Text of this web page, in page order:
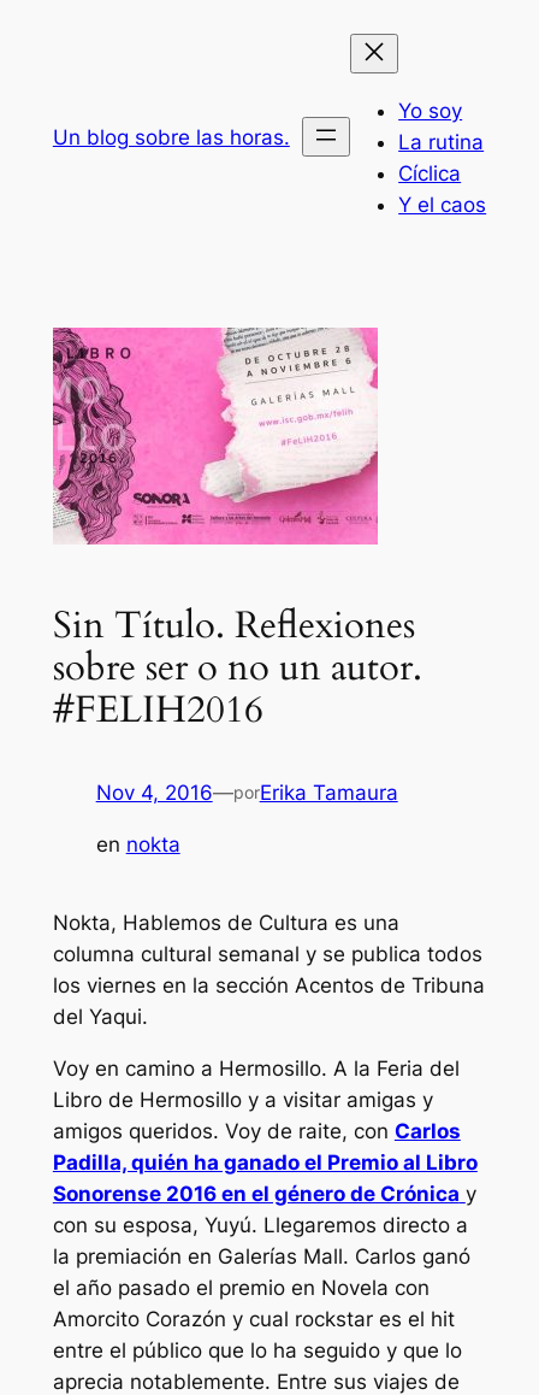
Un blog sobre las horas.
Yo soy
La rutina
Cíclica
Y el caos
Sin Título. Reflexiones
sobre ser o no un autor.
#FELIH2016
Nov 4, 2016—porErika Tamaura
en nokta
Nokta, Hablemos de Cultura es una
columna cultural semanal y se publica todos
los viernes en la sección Acentos de Tribuna
del Yaqui.
Voy en camino a Hermosillo. A la Feria del
Libro de Hermosillo y a visitar amigas y
amigos queridos. Voy de raite, con Carlos
Padilla, quién ha ganado el Premio al Libro
Sonorense 2016 en el género de Crónica y
con su esposa, Yuyú. Llegaremos directo a
la premiación en Galerías Mall. Carlos ganó
el año pasado el premio en Novela con
Amorcito Corazón y cual rockstar es el hit
entre el público que lo ha seguido y que lo
aprecia notablemente. Entre sus viajes de